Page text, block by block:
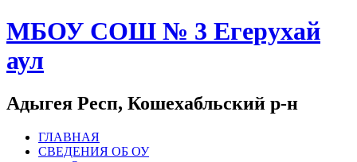
МБОУ СОШ № 3 Егерухай
аул
Адыгея Респ, Кошехабльский р-н
ГЛАВНАЯ
СВЕДЕНИЯ ОБ ОУ